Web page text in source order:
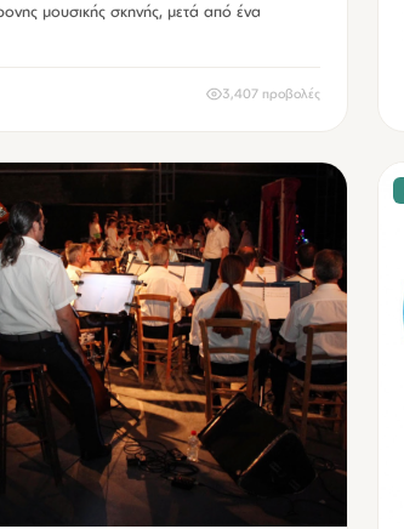
μουσικής σκηνής, μετά από ένα
3,407 προβολές